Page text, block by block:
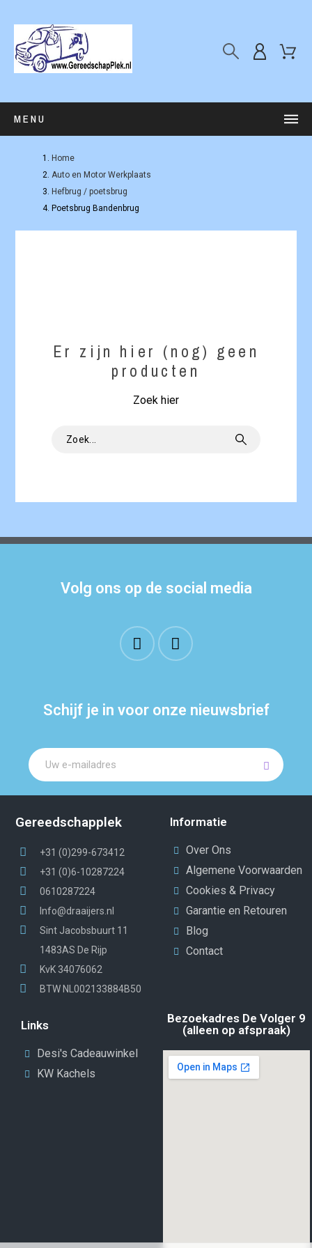
MENU
Home
Auto en Motor Werkplaats
Hefbrug / poetsbrug
Poetsbrug Bandenbrug
Er zijn hier (nog) geen
producten
Zoek hier
Volg ons op de social media
Schijf je in voor onze nieuwsbrief
Gereedschapplek
+31 (0)299-673412
+31 (0)6-10287224
0610287224
Info@draaijers.nl
Sint Jacobsbuurt 11
1483AS De Rijp
KvK 34076062
BTW NL002133884B50
Informatie
Over Ons
Algemene Voorwaarden
Cookies & Privacy
Garantie en Retouren
Blog
Contact
Links
Desi's Cadeauwinkel
KW Kachels
Bezoekadres De Volger 9
(alleen op afspraak)